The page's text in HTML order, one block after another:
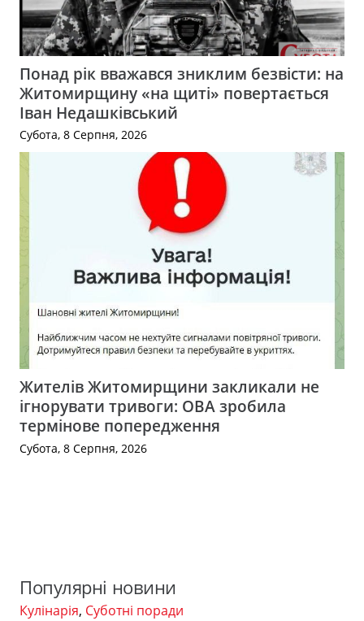
Понад рік вважався зниклим безвісти: на
Житомирщину «на щиті» повертається
Іван Недашківський
Субота, 8 Серпня, 2026
Жителів Житомирщини закликали не
ігнорувати тривоги: ОВА зробила
термінове попередження
Субота, 8 Серпня, 2026
Популярні новини
Кулінарія, Суботні поради